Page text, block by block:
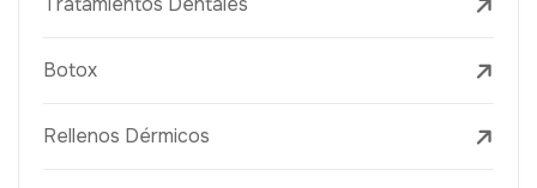
Botox
Rellenos Dérmicos